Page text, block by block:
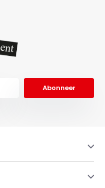
Abonneer